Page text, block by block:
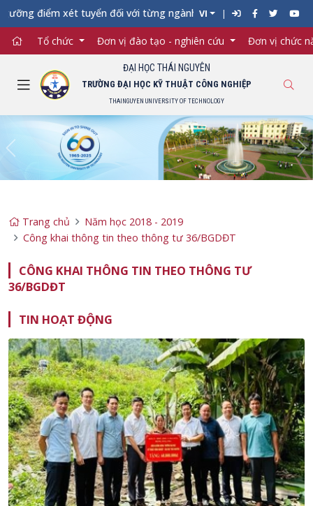
điểm xét tuyển đối với từng ngành đào tạo Đại học chính
VI
Tổ chức Đơn vị đào tạo - nghiên cứu Đơn vị chức
ĐẠI HỌC THÁI NGUYÊN
TRƯỜNG ĐẠI HỌC KỸ THUẬT CÔNG NGHIỆP
THAINGUYEN UNIVERSITY OF TECHNOLOGY
Previous
Trang chủ
Năm học 2018 - 2019
Công khai thông tin theo thông tư 36/BGDĐT
CÔNG KHAI THÔNG TIN THEO THÔNG TƯ
36/BGDĐT
TIN HOẠT ĐỘNG